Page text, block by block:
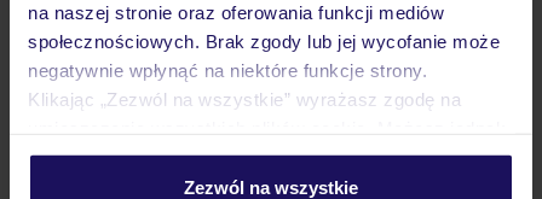
na naszej stronie oraz oferowania funkcji mediów
społecznościowych. Brak zgody lub jej wycofanie może
negatywnie wpłynąć na niektóre funkcje strony.
Klikając „Zezwól na wszystkie” wyrażasz zgodę na
personalizować swój wybór wchodząc w zakładkę
Zezwól na wszystkie
Opinie
Pokoje